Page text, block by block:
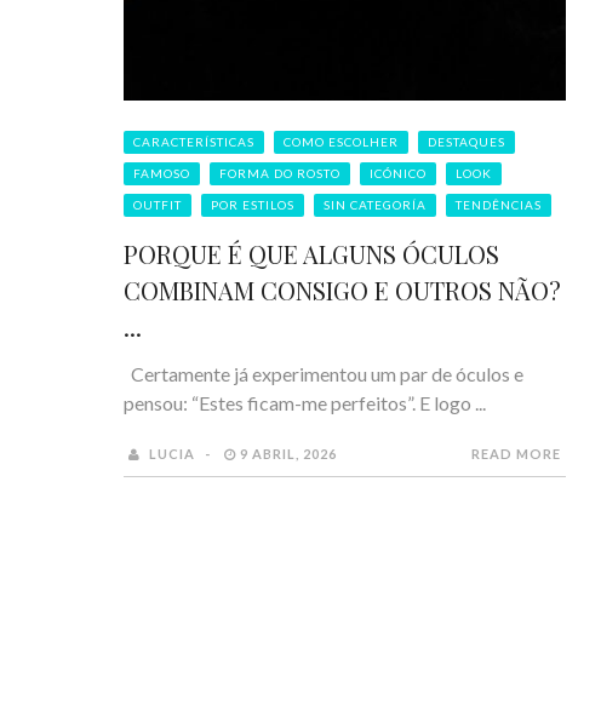
CARACTERÍSTICAS COMO ESCOLHER DESTAQUES
FAMOSO FORMA DO ROSTO ICÓNICO LOOK
OUTFIT POR ESTILOS SIN CATEGORÍA TENDÊNCIAS
PORQUE É QUE ALGUNS ÓCULOS
COMBINAM CONSIGO E OUTROS NÃO?
...
Certamente já experimentou um par de óculos e
pensou: “Estes ficam-me perfeitos”. E logo ...
LUCIA 9 ABRIL, 2026 READ MORE